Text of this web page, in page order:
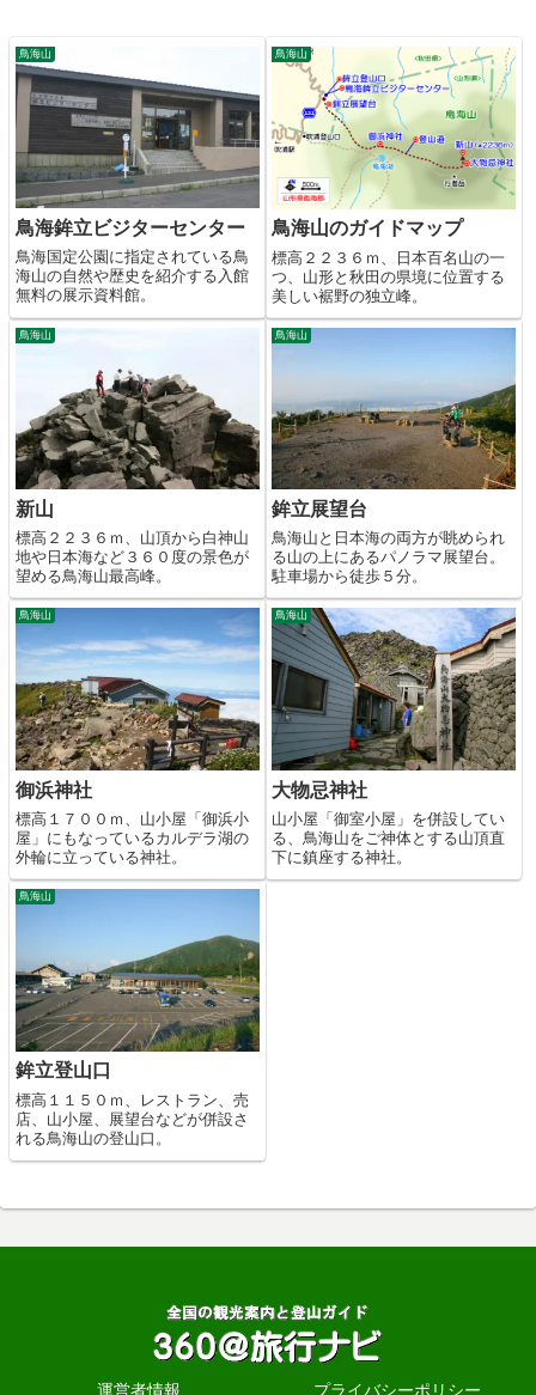
鳥海山
鳥海鉾立ビジターセンター
鳥海国定公園に指定されている鳥
海山の自然や歴史を紹介する入館
無料の展示資料館。
鳥海山
鳥海山のガイドマップ
標高２２３６ｍ、日本百名山の一
つ、山形と秋田の県境に位置する
美しい裾野の独立峰。
鳥海山
新山
標高２２３６ｍ、山頂から白神山
地や日本海など３６０度の景色が
望める鳥海山最高峰。
鳥海山
鉾立展望台
鳥海山と日本海の両方が眺められ
る山の上にあるパノラマ展望台。
駐車場から徒歩５分。
鳥海山
御浜神社
標高１７００ｍ、山小屋「御浜小
屋」にもなっているカルデラ湖の
外輪に立っている神社。
鳥海山
大物忌神社
山小屋「御室小屋」を併設してい
る、鳥海山をご神体とする山頂直
下に鎮座する神社。
鳥海山
鉾立登山口
標高１１５０ｍ、レストラン、売
店、山小屋、展望台などが併設さ
れる鳥海山の登山口。
運営者情報 プライバシーポリシー